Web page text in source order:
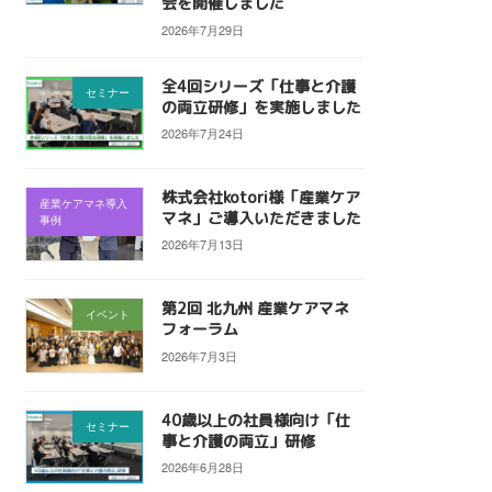
2026年7月29日
セミナー
全4回シリーズ「仕事と介護
の両立研修」を実施しました
2026年7月24日
産業ケアマネ導入
事例
株式会社kotori様「産業ケア
マネ」ご導入いただきました
2026年7月13日
イベント
第2回 北九州 産業ケアマネ
フォーラム
2026年7月3日
セミナー
40歳以上の社員様向け「仕
事と介護の両立」研修
2026年6月28日